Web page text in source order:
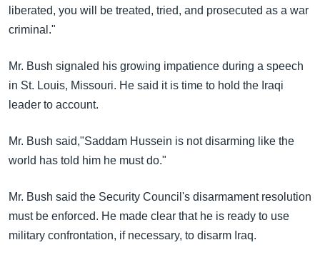
ရန်
ရှာဖွေ
နေရာ
သို့
ကျော်
liberated, you will be treated, tried, and prosecuted as a war
criminal."
Mr. Bush signaled his growing impatience during a speech
in St. Louis, Missouri. He said it is time to hold the Iraqi
leader to account.
Mr. Bush said,"Saddam Hussein is not disarming like the
world has told him he must do."
Mr. Bush said the Security Council's disarmament resolution
must be enforced. He made clear that he is ready to use
military confrontation, if necessary, to disarm Iraq.